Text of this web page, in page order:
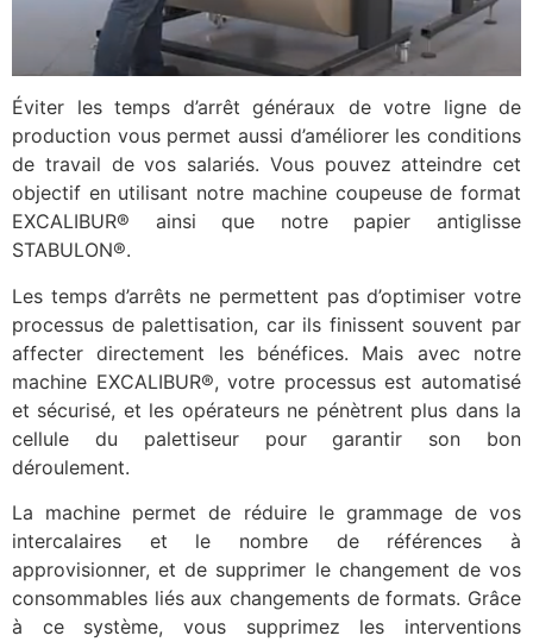
Éviter les temps d’arrêt généraux de votre ligne de
production vous permet aussi d’améliorer les conditions
de travail de vos salariés. Vous pouvez atteindre cet
objectif en utilisant notre machine coupeuse de format
EXCALIBUR® ainsi que notre papier antiglisse
STABULON®.
Les temps d’arrêts ne permettent pas d’optimiser votre
processus de palettisation, car ils finissent souvent par
affecter directement les bénéfices. Mais avec notre
machine EXCALIBUR®, votre processus est automatisé
et sécurisé, et les opérateurs ne pénètrent plus dans la
cellule du palettiseur pour garantir son bon
déroulement.
La machine permet de réduire le grammage de vos
intercalaires et le nombre de références à
approvisionner, et de supprimer le changement de vos
consommables liés aux changements de formats. Grâce
à ce système, vous supprimez les interventions